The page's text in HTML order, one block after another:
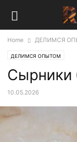
Home ДЕЛИМСЯ
ДЕЛИМСЯ ОПЫТОМ
Сырники
10.05.2026